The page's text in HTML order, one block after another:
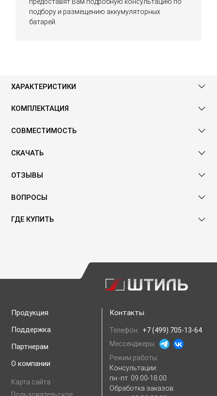
предоставят Вам подробную консультацию по
подбору и размещению аккумуляторных
батарей.
ХАРАКТЕРИСТИКИ
КОМПЛЕКТАЦИЯ
СОВМЕСТИМОСТЬ
СКАЧАТЬ
ОТЗЫВЫ
ВОПРОСЫ
ГДЕ КУПИТЬ
Продукция
Поддержка
Партнерам
О компании
Карта сайта
Контакты
Телефон: +7 (499) 705-13-64
Мессенджеры:
Режим работы:
Консультации:
пн.-пт. 09:00-18:00
Обработка заказов: